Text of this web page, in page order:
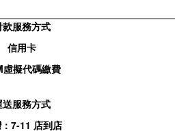
款服務方式
信用卡
虛擬代碼繳費
送服務方式
7-11 店到店